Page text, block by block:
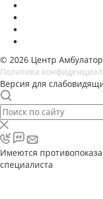
© 2026 Центр
Политика
Версия для
Имеются
специалиста